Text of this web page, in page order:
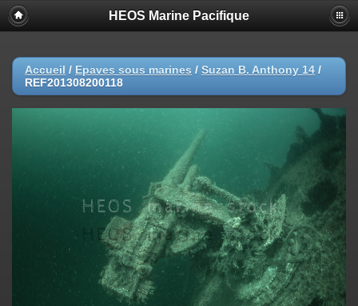
HEOS Marine Pacifique
Accueil / Epaves sous marines / Suzan B. Anthony 14 /
REF201308200118